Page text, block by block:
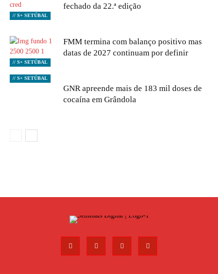
// S+ SETÚBAL
fechado da 22.ª edição
// S+ SETÚBAL
FMM termina com balanço positivo mas
datas de 2027 continuam por definir
// S+ SETÚBAL
GNR apreende mais de 183 mil doses de
cocaína em Grândola